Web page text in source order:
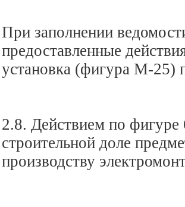
При заполнении
предоставленные
установка (фигура М-25)
2.8. Действием по фигуре
строительной доле
производству